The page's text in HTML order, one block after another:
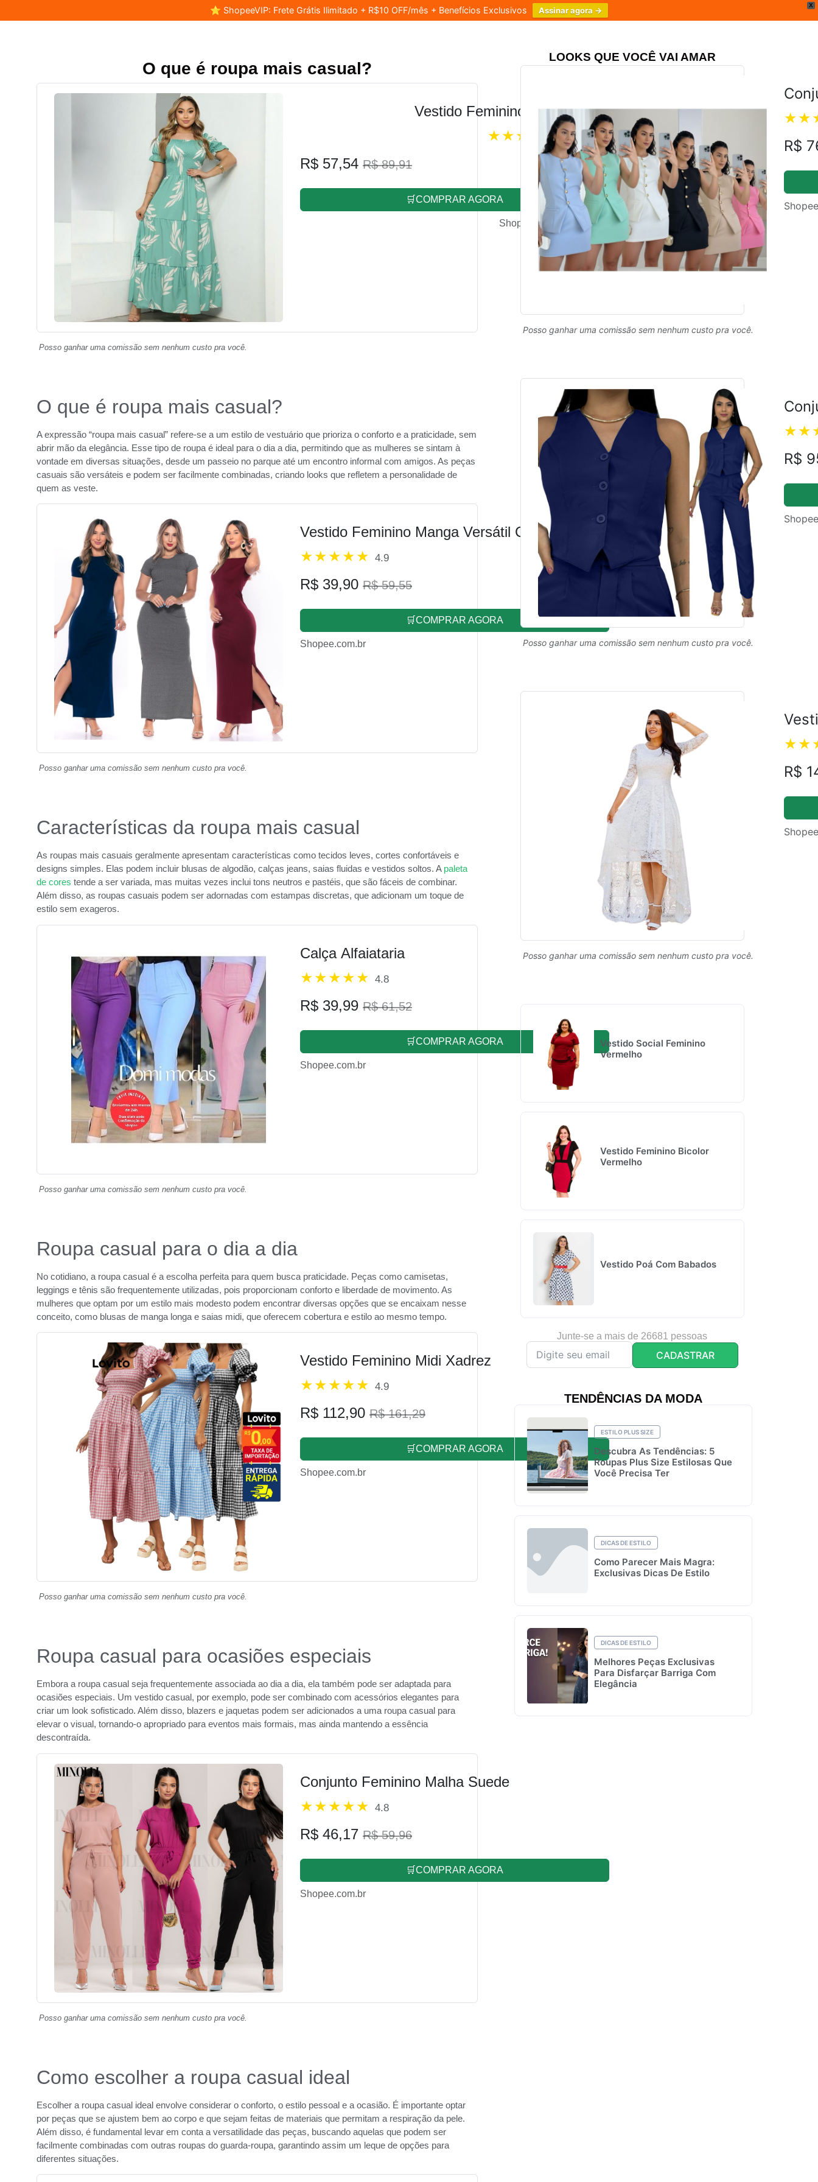
X
⭐ ShopeeVIP: Frete Grátis Ilimitado + R$10 OFF/mês + Benefícios Exclusivos Assinar agora →
O que é roupa mais casual?
Vestido Feminino Longo Três Marias
4.8
R$ 57,54 R$ 89,91
🛒COMPRAR AGORA
Shopee.com.br
Posso ganhar uma comissão sem nenhum custo pra você.
O que é roupa mais casual?
A expressão “roupa mais casual” refere-se a um estilo de vestuário que prioriza o conforto e a praticidade, sem
abrir mão da elegância. Esse tipo de roupa é ideal para o dia a dia, permitindo que as mulheres se sintam à
vontade em diversas situações, desde um passeio no parque até um encontro informal com amigos. As peças
casuais são versáteis e podem ser facilmente combinadas, criando looks que refletem a personalidade de
quem as veste.
Vestido Feminino Manga Versátil Casual
4.9
R$ 39,90 R$ 59,55
🛒COMPRAR AGORA
Shopee.com.br
Posso ganhar uma comissão sem nenhum custo pra você.
Características da roupa mais casual
As roupas mais casuais geralmente apresentam características como tecidos leves, cortes confortáveis e
designs simples. Elas podem incluir blusas de algodão, calças jeans, saias fluidas e vestidos soltos. A paleta
de cores tende a ser variada, mas muitas vezes inclui tons neutros e pastéis, que são fáceis de combinar.
Além disso, as roupas casuais podem ser adornadas com estampas discretas, que adicionam um toque de
estilo sem exageros.
Calça Alfaiataria
4.8
R$ 39,99 R$ 61,52
🛒COMPRAR AGORA
Shopee.com.br
Posso ganhar uma comissão sem nenhum custo pra você.
Roupa casual para o dia a dia
No cotidiano, a roupa casual é a escolha perfeita para quem busca praticidade. Peças como camisetas,
leggings e tênis são frequentemente utilizadas, pois proporcionam conforto e liberdade de movimento. As
mulheres que optam por um estilo mais modesto podem encontrar diversas opções que se encaixam nesse
conceito, como blusas de manga longa e saias midi, que oferecem cobertura e estilo ao mesmo tempo.
Vestido Feminino Midi Xadrez
4.9
R$ 112,90 R$ 161,29
🛒COMPRAR AGORA
Shopee.com.br
Posso ganhar uma comissão sem nenhum custo pra você.
Roupa casual para ocasiões especiais
Embora a roupa casual seja frequentemente associada ao dia a dia, ela também pode ser adaptada para
ocasiões especiais. Um vestido casual, por exemplo, pode ser combinado com acessórios elegantes para
criar um look sofisticado. Além disso, blazers e jaquetas podem ser adicionados a uma roupa casual para
elevar o visual, tornando-o apropriado para eventos mais formais, mas ainda mantendo a essência
descontraída.
Conjunto Feminino Malha Suede
4.8
R$ 46,17 R$ 59,96
🛒COMPRAR AGORA
Shopee.com.br
Posso ganhar uma comissão sem nenhum custo pra você.
Como escolher a roupa casual ideal
Escolher a roupa casual ideal envolve considerar o conforto, o estilo pessoal e a ocasião. É importante optar
por peças que se ajustem bem ao corpo e que sejam feitas de materiais que permitam a respiração da pele.
Além disso, é fundamental levar em conta a versatilidade das peças, buscando aquelas que podem ser
facilmente combinadas com outras roupas do guarda-roupa, garantindo assim um leque de opções para
diferentes situações.
LOOKS QUE VOCÊ VAI AMAR
R$
Posso ganhar uma comissão sem nenhum custo pra você.
R$
Posso ganhar uma comissão sem nenhum custo pra você.
R$
Posso ganhar uma comissão sem nenhum custo pra você.
Vestido Social Feminino
Vermelho
Vestido Feminino Bicolor
Vermelho
Vestido Poá Com Babados
Junte-se a mais de 26681 pessoas
CADASTRAR
TENDÊNCIAS DA MODA
ESTILO PLUS SIZE
Descubra As Tendências: 5
Roupas Plus Size Estilosas Que
Você Precisa Ter
DICAS DE ESTILO
Como Parecer Mais Magra:
Exclusivas Dicas De Estilo
DICAS DE ESTILO
Melhores Peças Exclusivas
Para Disfarçar Barriga Com
Elegância